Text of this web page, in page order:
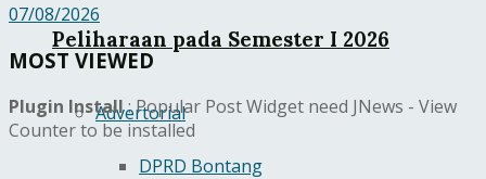
Peliharaan pada Semester I 2026
Advertorial
DPRD Bontang
07/08/2026
MOST VIEWED
Plugin Install: Popular Post Widget need JNews - View
Counter to be installed